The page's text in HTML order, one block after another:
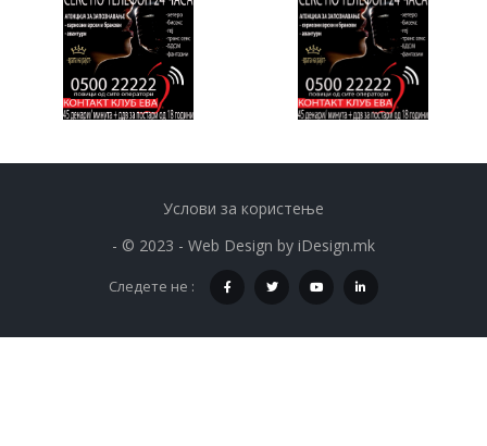
Услови за користење
- © 2023 - Web Design by iDesign.mk
Следете не :